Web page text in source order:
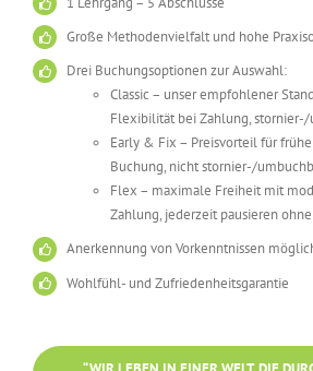
Große Methodenvielfalt und hohe
Drei Buchungsoptionen zur Auswahl:
Classic – unser empfohlener
Flexibilität bei Zahlung, stornier-/
Early & Fix – Preisvorteil für
Buchung, nicht stornier-/
Flex – maximale Freiheit mit
Zahlung, jederzeit pausieren
Anerkennung von Vorkenntnissen
Wohlfühl- und Zufriedenheitsgarantie